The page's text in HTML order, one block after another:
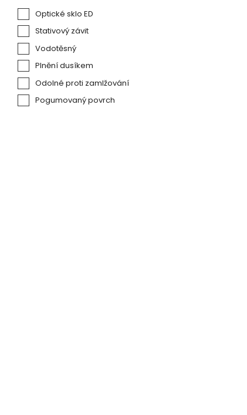
Optické sklo ED
Stativový závit
Vodotěsný
Plnění dusíkem
Odolné proti zamlžování
Pogumovaný povrch